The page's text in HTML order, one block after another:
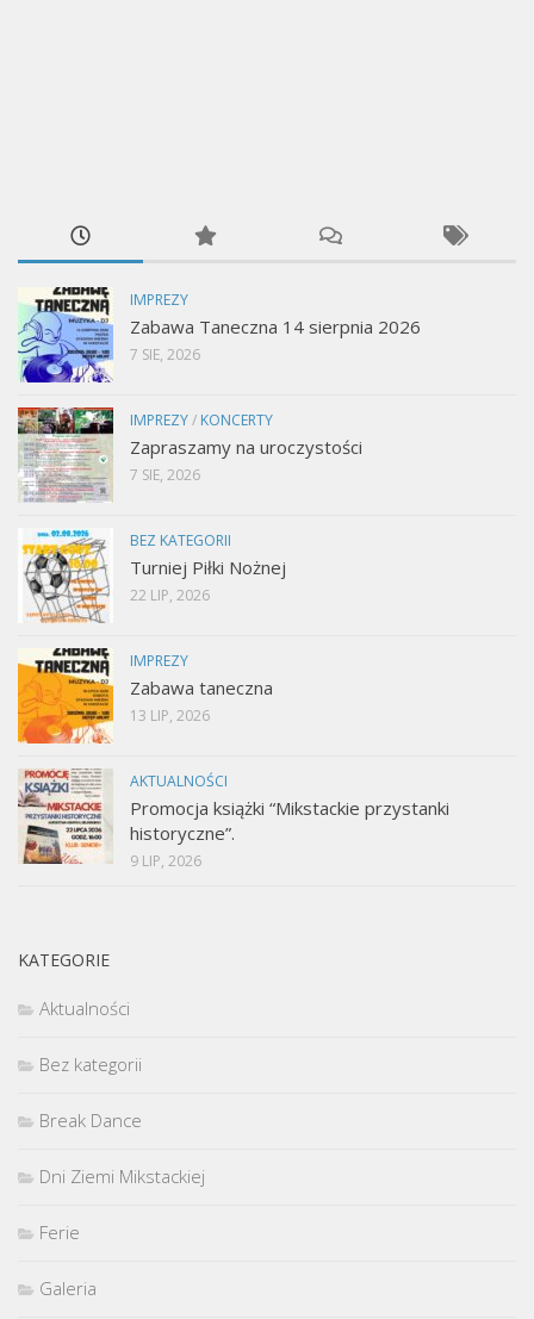
IMPREZY
Zabawa Taneczna 14 sierpnia 2026
7 SIE, 2026
IMPREZY/ KONCERTY
Zapraszamy na uroczystości
7 SIE, 2026
BEZ KATEGORII
Turniej Piłki Nożnej
22 LIP, 2026
IMPREZY
Zabawa taneczna
13 LIP, 2026
AKTUALNOŚCI
Promocja książki “Mikstackie przystanki
historyczne”.
9 LIP, 2026
KATEGORIE
Aktualności
Bez kategorii
Break Dance
Dni Ziemi Mikstackiej
Ferie
Galeria